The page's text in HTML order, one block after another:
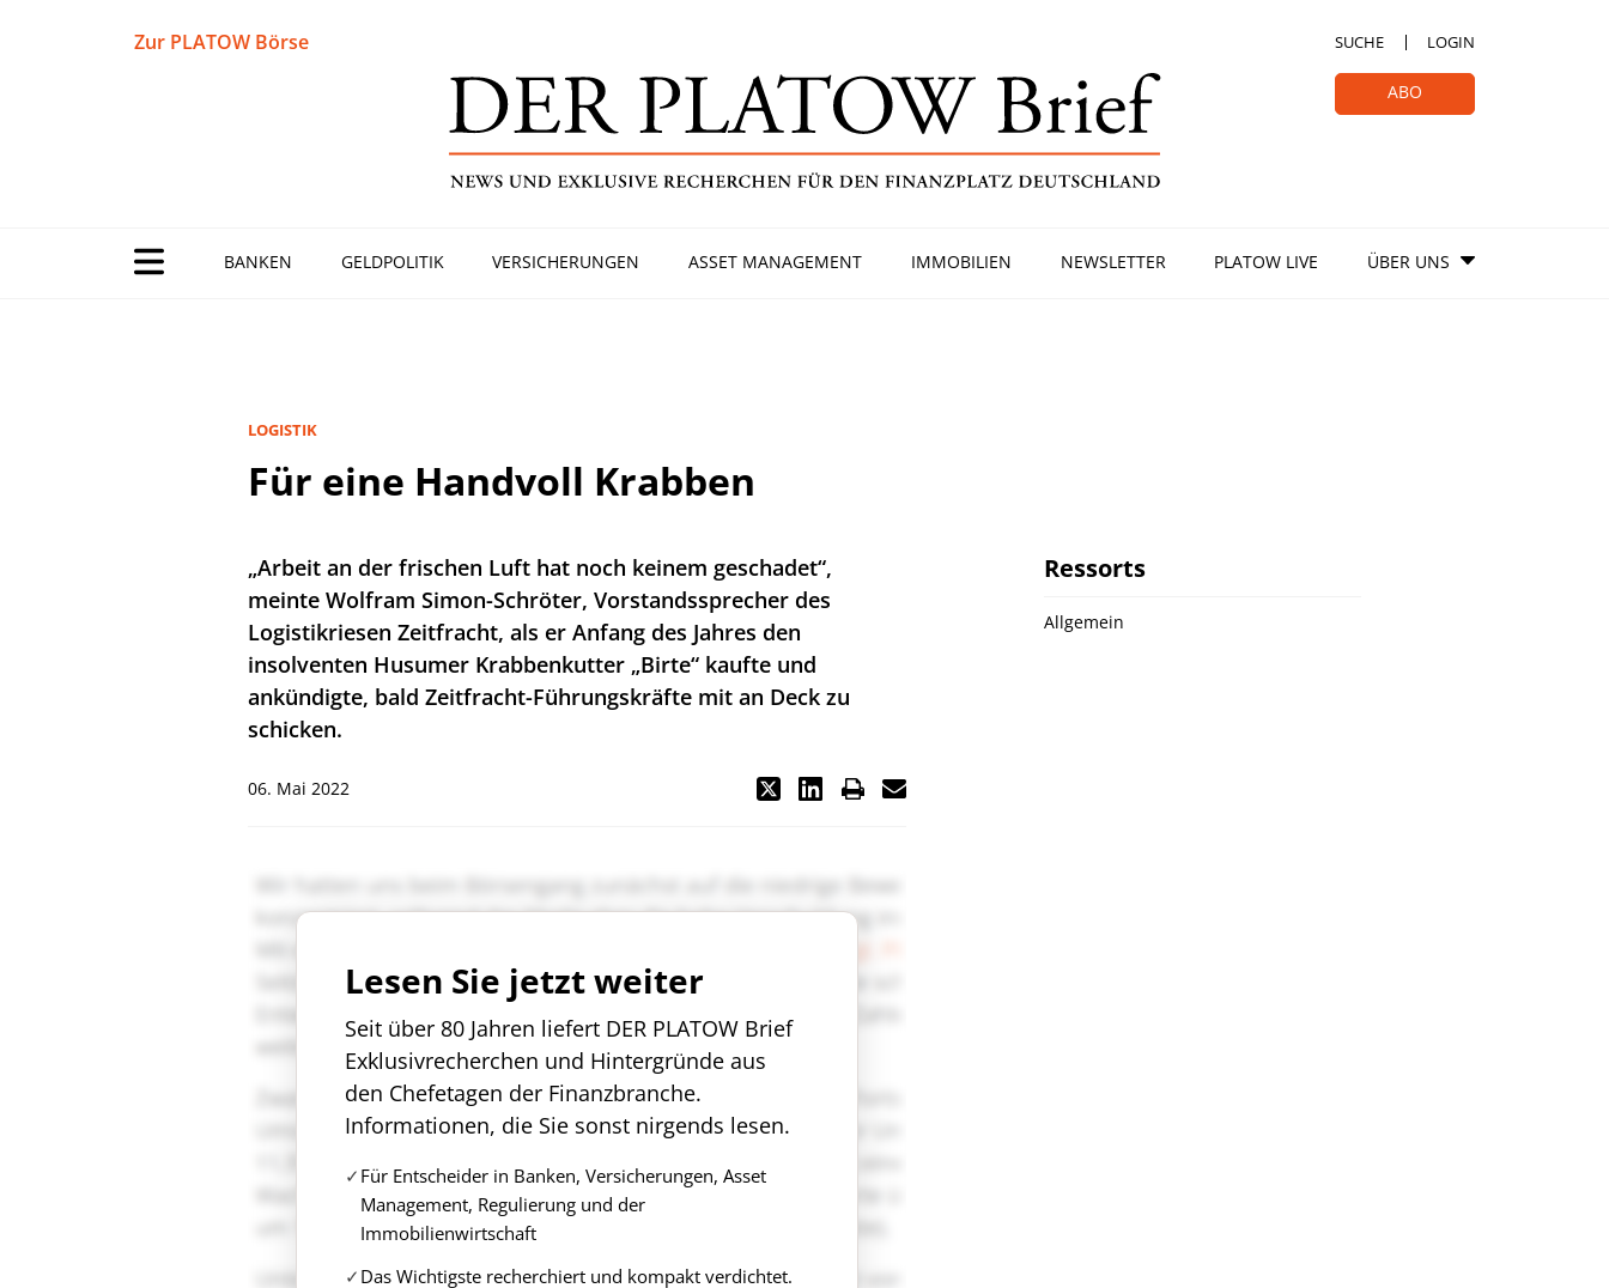
Zur PLATOW Börse SUCHE LOGIN
ABO
BANKEN GELDPOLITIK VERSICHERUNGEN ASSET MANAGEMENT IMMOBILIEN NEWSLETTER PLATOW LIVE ÜBER UNS
LOGISTIK
Für eine Handvoll Krabben
„Arbeit an der frischen Luft hat noch keinem geschadet“,
meinte Wolfram Simon-Schröter, Vorstandssprecher des
Logistikriesen Zeitfracht, als er Anfang des Jahres den
insolventen Husumer Krabbenkutter „Birte“ kaufte und
ankündigte, bald Zeitfracht-Führungskräfte mit an Deck zu
schicken.
06. Mai 2022
Lesen Sie jetzt weiter
Seit über 80 Jahren liefert DER PLATOW Brief
Exklusivrecherchen und Hintergründe aus
den Chefetagen der Finanzbranche.
Informationen, die Sie sonst nirgends lesen.
Für Entscheider in Banken, Versicherungen, Asset
Management, Regulierung und der
Immobilienwirtschaft
Das Wichtigste recherchiert und kompakt verdichtet.
Ressorts
Allgemein